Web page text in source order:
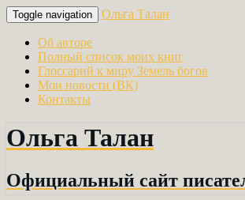
Toggle navigation Ольга Талан
Об авторе
Полный список моих книг
Глоссарий к миру Земель богов
Мои новости (ВК)
Контакты
Ольга Талан
Официальный сайт